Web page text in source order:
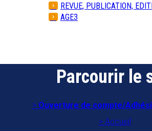
REVUE, PUBLICATION,
AGE3
Parcourir le
Ouverture de compte/
Accueil